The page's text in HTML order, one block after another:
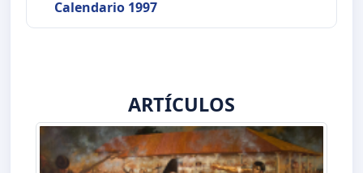
Calendario 1997
ARTÍCULOS